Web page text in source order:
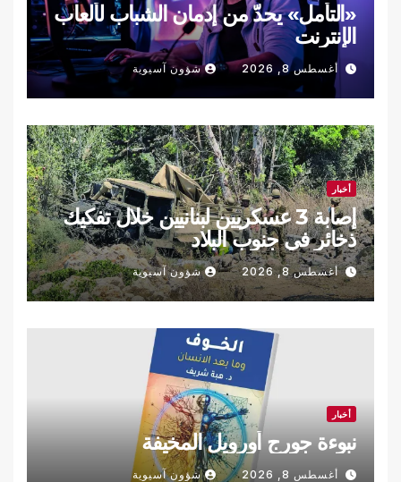
«التأمل» يحدّ من إدمان الشباب لألعاب
الإنترنت
أغسطس 8, 2026 شؤون آسيوية
أخبار
إصابة 3 عسكريين لبنانيين خلال تفكيك
ذخائر في جنوب البلاد
أغسطس 8, 2026 شؤون آسيوية
أخبار
نبوءة جورج أورويل المخيفة
أغسطس 8, 2026 شؤون آسيوية